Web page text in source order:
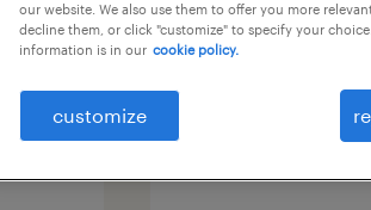
作
荷、その他（倉
¥1210.00 per
our website. We also use them to offer you more
decline them, or click "customize" to specify your
information is in our cookie policy.
customize